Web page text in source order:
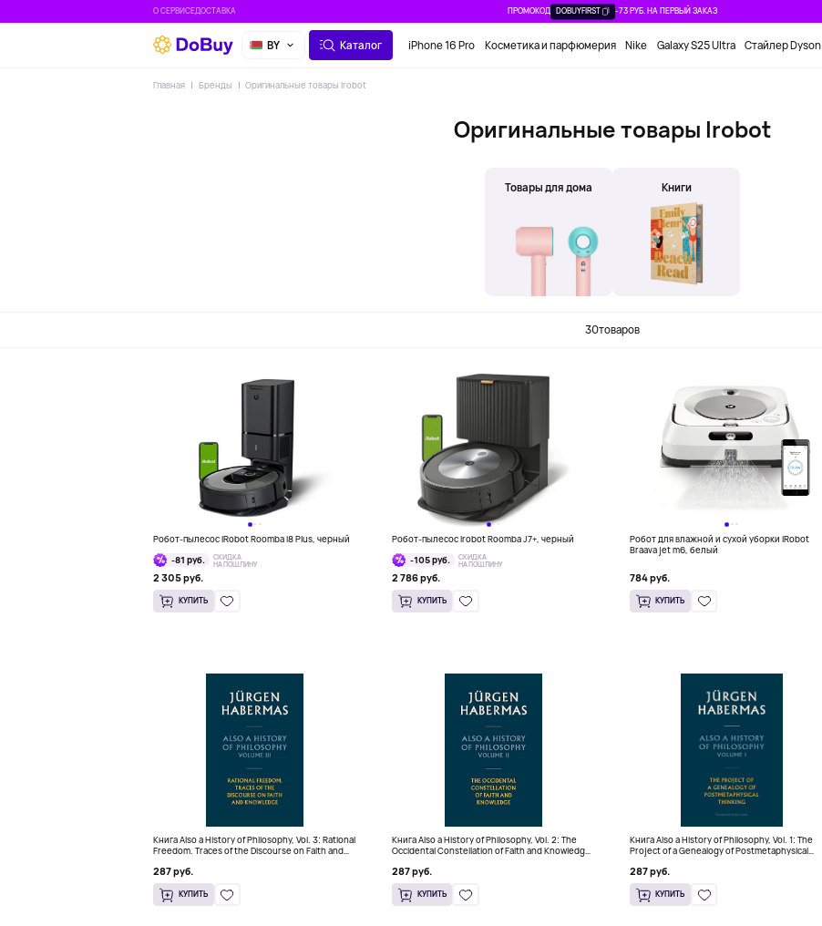
О СЕРВИСЕДОСТАВКА ПРОМОКОД DOBUYFIRST -73 РУБ. НА ПЕРВЫЙ ЗАКАЗ
BY Каталог iPhone 16 Pro Косметика и парфюмерия Nike Galaxy S25 Ultra Стайлер Dyson
Главная Бренды Оригинальные товары Irobot
Оригинальные товары Irobot
Товары для дома Книги
30товаров
Робот-пылесос iRobot Roomba i8 Plus, черный
-81 руб.
СКИДКА
НА ПОШЛИНУ
2 305 руб.
КУПИТЬ
Робот-пылесос Irobot Roomba J7+, черный
-105 руб.
СКИДКА
НА ПОШЛИНУ
2 786 руб.
КУПИТЬ
Робот для влажной и сухой уборки iRobot
Braava jet m6, белый
784 руб.
КУПИТЬ
Книга Also a History of Philosophy, Vol. 3: Rational
Freedom. Traces of the Discourse on Faith and
287 руб.
КУПИТЬ
Книга Also a History of Philosophy, Vol. 2: The
Occidental Constellation of Faith and Knowledge
287 руб.
КУПИТЬ
Книга Also a History of Philosophy, Vol. 1: The
Project of a Genealogy of Postmetaphysical
287 руб.
КУПИТЬ